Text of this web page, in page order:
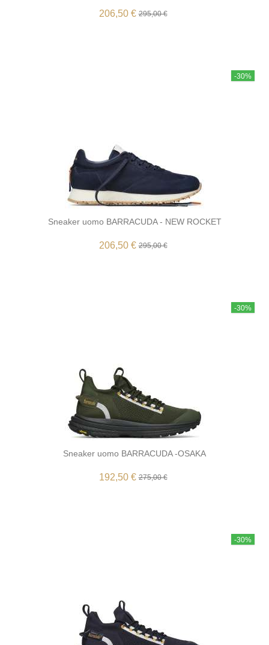
206,50 €295,00 €
-30%
Sneaker uomo BARRACUDA - NEW ROCKET
206,50 €295,00 €
-30%
Sneaker uomo BARRACUDA -OSAKA
192,50 €275,00 €
-30%